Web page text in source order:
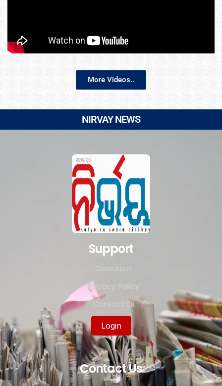
More Videos..
NIRVAY NEWS
Support
Privacy Policy
Contact Us
Login
Contact Us